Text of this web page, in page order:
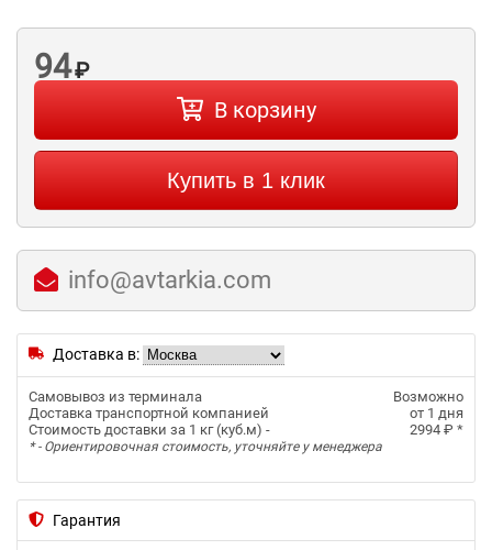
94₽
В корзину
Купить в 1 клик
info@avtarkia.com
Доставка в:
Самовывоз из терминала
Возможно
Доставка транспортной компанией
от 1 дня
Стоимость доставки за 1 кг (куб.м) -
2994 ₽ *
* - Ориентировочная стоимость, уточняйте у менеджера
Гарантия